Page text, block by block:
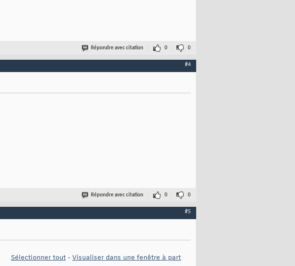
Répondre avec citation 0 0
#4
Répondre avec citation 0 0
#5
Sélectionner tout - Visualiser dans une fenêtre à part